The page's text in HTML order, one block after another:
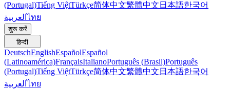
(Portugal)Tiếng ViệtTürkçe简体中文繁體中文 日本語한국어
العربيةไทย
शुरू करें
हिन्दी
DeutschEnglishEspañolEspañol
(Latinoamérica)FrançaisItalianoPortuguês (Brasil)Português
(Portugal)Tiếng ViệtTürkçe简体中文繁體中文 日本語한국어
العربيةไทย